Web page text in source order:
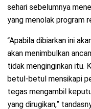
sehari sebelumnya
yang menolak program
“Apabila dibiarkan ini
akan menimbulkan
tidak menginginkan itu.
betul-betul mensikapi
tegas mengambil
yang dirugikan,”